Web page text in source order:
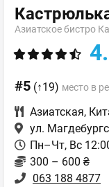
Азиатское бистро
#5 (↑19) место в
Азиатская,
ул.
Пн–Чт, Вс
300 – 600 ₴
063 188 4877